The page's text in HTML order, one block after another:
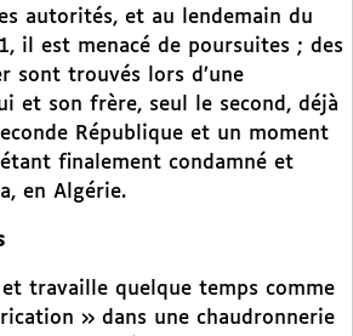
autorités, et au lendemain du
il est menacé de poursuites ; des
sont trouvés lors d’une
et son frère, seul le second, déjà
République et un moment
finalement condamné et
en Algérie.
travaille quelque temps comme
» dans une chaudronnerie